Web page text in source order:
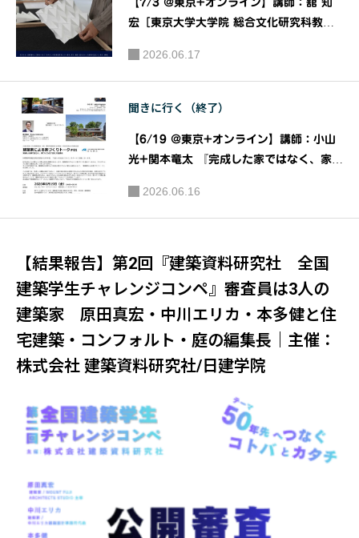
【7/3 @東京+オンライン】講師：舘 知
宏［東京大学大学院 総合文化研究科教
6］｜主催：JIA関東甲信越支部 JIAトー
ク実行委員会
2026.06.17
聞きに行く（終了）
【6/19 @東京+オンライン】講師：小山
光+関本⻯太 『完成した家ではなく、家づ
づくりトーク＃01］｜公益社団法人 日本
建築家協会（JIA）関東甲信越支部 住宅部
2026.06.16
【結果報告】第2回『建築資料研究社 全国
建築学生チャレンジコンペ』審査員は3人の
建築家 原田真宏・中川エリカ・本多健と住
宅建築・コンフォルト・庭の編集長｜主催：
株式会社 建築資料研究社/日建学院